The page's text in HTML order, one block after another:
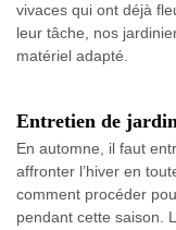
vivaces qui ont déjà
leur tâche, nos
matériel adapté.
Entretien de
En automne, il faut
affronter l’hiver en
comment procéder
pendant cette saison.